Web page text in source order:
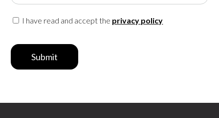
I have read and accept the privacy policy
Submit